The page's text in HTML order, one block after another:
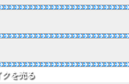
を売る